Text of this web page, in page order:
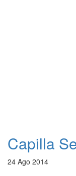
Capilla
24 Ago 2014